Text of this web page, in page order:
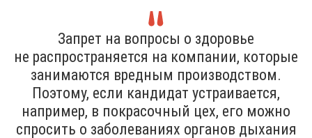
Запрет на вопросы о здоровье
не распространяется на компании, которые
занимаются вредным производством.
Поэтому, если кандидат устраивается,
например, в покрасочный цех, его можно
спросить о заболеваниях органов дыхания